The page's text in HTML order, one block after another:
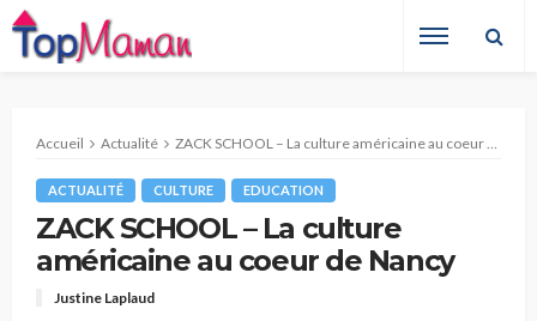
Accueil Actualité ZACK SCHOOL – La culture américaine au coeur de Nancy
ACTUALITÉ CULTURE EDUCATION
ZACK SCHOOL – La culture
américaine au coeur de Nancy
Justine Laplaud